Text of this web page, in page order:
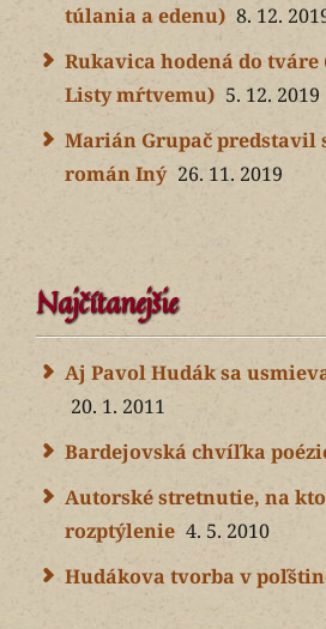
túlania a edenu) 8. 12.
Rukavica hodená do
Listy mŕtvemu) 5. 12. 2019
Marián Grupač predstavil
román Iný 26. 11. 2019
Najčítanejšie
Aj Pavol Hudák sa
20. 1. 2011
Bardejovská chvíľka
Autorské stretnutie, na
rozptýlenie 4. 5. 2010
Hudákova tvorba v